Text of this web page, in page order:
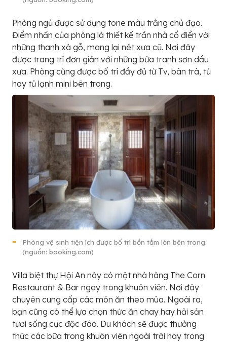
Phòng ngủ được sử dụng tone màu trắng chủ đạo.
Điểm nhấn của phòng là thiết kế trần nhà cổ điển với
những thanh xà gỗ, mang lại nét xưa cũ. Nơi đây
được trang trí đơn giản với những bữa tranh sơn dầu
xưa. Phòng cũng được bố trí đầy đủ từ Tv, bàn trà, tủ
hay tủ lạnh mini bên trong.
Phòng vệ sinh tiện ích được bố trí bồn tắm lớn bên trong.
(nguồn: booking.com)
Villa biệt thự Hội An này có một nhà hàng The Corn
Restaurant & Bar ngay trong khuôn viên. Nơi đây
chuyên cung cấp các món ăn theo mùa. Ngoài ra,
bạn cũng có thể lựa chọn thức ăn chay hay hải sản
tươi sống cực độc đáo. Du khách sẽ được thưởng
thức các bữa trong khuôn viên ngoài trời hay trong